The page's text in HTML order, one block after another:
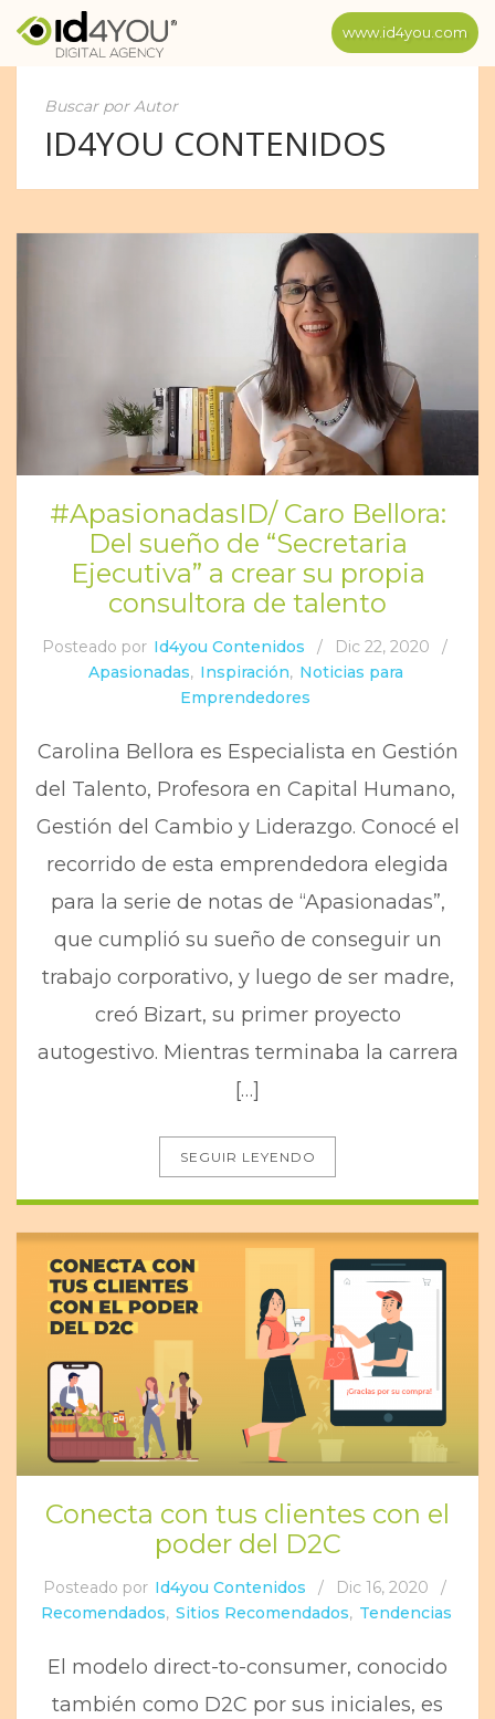
www.id4you.com
Buscar por Autor
ID4YOU CONTENIDOS
#ApasionadasID/ Caro Bellora:
Del sueño de “Secretaria
Ejecutiva” a crear su propia
consultora de talento
Posteado por Id4you Contenidos / Dic 22, 2020
/
Apasionadas, Inspiración, Noticias para
Emprendedores
Carolina Bellora es Especialista en Gestión
del Talento, Profesora en Capital Humano,
Gestión del Cambio y Liderazgo. Conocé el
recorrido de esta emprendedora elegida
para la serie de notas de “Apasionadas”,
que cumplió su sueño de conseguir un
trabajo corporativo, y luego de ser madre,
creó Bizart, su primer proyecto
autogestivo. Mientras terminaba la carrera
[…]
SEGUIR LEYENDO
Conecta con tus clientes con el
poder del D2C
Posteado por Id4you Contenidos / Dic 16, 2020
/
Recomendados, Sitios Recomendados, Tendencias
El modelo direct-to-consumer, conocido
también como D2C por sus iniciales, es